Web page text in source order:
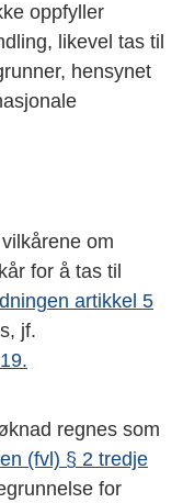
oppfyller
likevel tas til
hensynet
om
for å tas til
artikkel 5
jf.
regnes som
(fvl) § 2 tredje
for